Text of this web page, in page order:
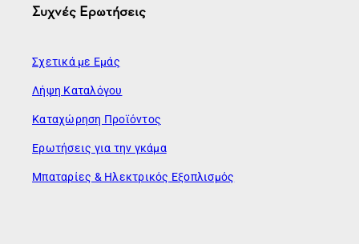
Συχνές Ερωτήσεις
Σχετικά με Εμάς
Λήψη Καταλόγου
Καταχώρηση Προϊόντος
Ερωτήσεις για την γκάμα
Μπαταρίες & Ηλεκτρικός Εξοπλισμός